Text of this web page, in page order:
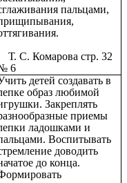
пальцами,
Т. С. Комарова стр. 32
6
детей создавать в
образ любимой
Закреплять
приемы
ладошками и
Воспитывать
доводить
до конца.